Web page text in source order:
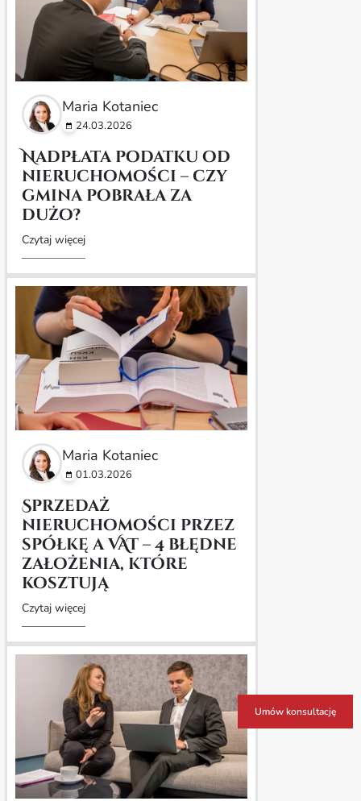
Maria Kotaniec
24.03.2026
Nadpłata podatku od
nieruchomości – czy
gmina pobrała za
dużo?
Czytaj więcej
Maria Kotaniec
01.03.2026
Sprzedaż
nieruchomości przez
spółkę a VAT – 4 błędne
założenia, które
kosztują
Czytaj więcej
Umów konsultację